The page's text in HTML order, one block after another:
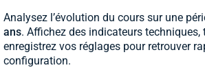
Analysez l’évolution du cours sur une
ans. Affichez des indicateurs techniques,
enregistrez vos réglages pour retrouver
configuration.